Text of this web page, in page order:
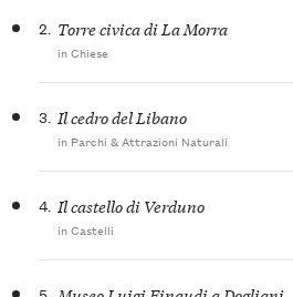
2. Torre civica di La Morra
in Chiese
3. Il cedro del Libano
in Parchi & Attrazioni Naturali
4. Il castello di Verduno
in Castelli